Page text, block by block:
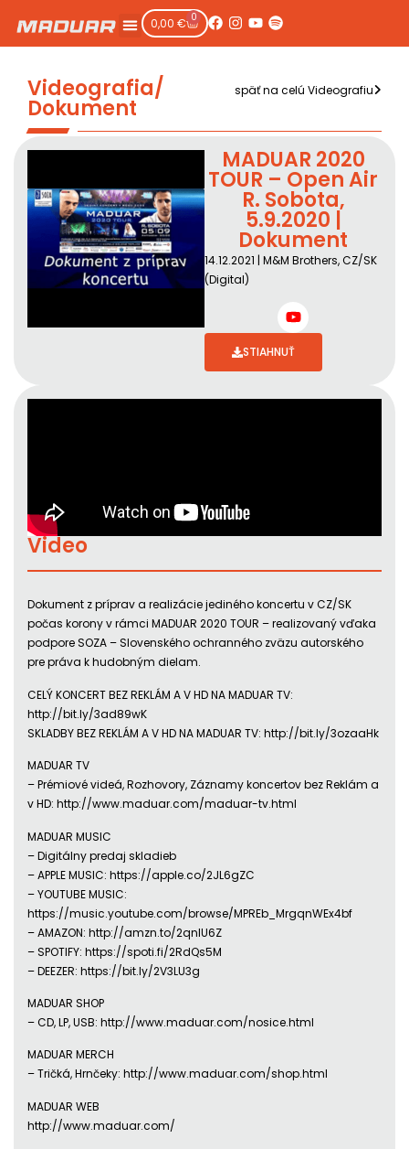
0,00 € 0
Videografia/
Dokument
späť na celú Videografiu
MADUAR 2020
TOUR – Open Air
R. Sobota,
5.9.2020 |
Dokument
14.12.2021 | M&M Brothers, CZ/SK
(Digital)
STIAHNUŤ
Video
Dokument z príprav a realizácie jediného koncertu v CZ/SK
počas korony v rámci MADUAR 2020 TOUR – realizovaný vďaka
podpore SOZA – Slovenského ochranného zväzu autorského
pre práva k hudobným dielam.
CELÝ KONCERT BEZ REKLÁM A V HD NA MADUAR TV:
http://bit.ly/3ad89wK
SKLADBY BEZ REKLÁM A V HD NA MADUAR TV: http://bit.ly/3ozaaHk
MADUAR TV
– Prémiové videá, Rozhovory, Záznamy koncertov bez Reklám a
v HD: http://www.maduar.com/maduar-tv.html
MADUAR MUSIC
– Digitálny predaj skladieb
– APPLE MUSIC: https://apple.co/2JL6gZC
– YOUTUBE MUSIC:
https://music.youtube.com/browse/MPREb_MrgqnWEx4bf
– AMAZON: http://amzn.to/2qnlU6Z
– SPOTIFY: https://spoti.fi/2RdQs5M
– DEEZER: https://bit.ly/2V3LU3g
MADUAR SHOP
– CD, LP, USB: http://www.maduar.com/nosice.html
MADUAR MERCH
– Tričká, Hrnčeky: http://www.maduar.com/shop.html
MADUAR WEB
http://www.maduar.com/